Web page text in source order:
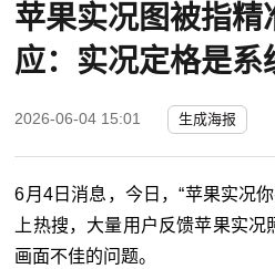
苹果实况图被指精
应：实况定格是系
2026-06-04 15:01 生成海报
6月4日消息，今日，“苹果实况
上热搜，大量用户反馈苹果实
画面不佳的问题。